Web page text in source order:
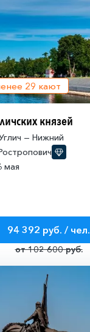
29 кают
князей
— Нижний
мая
94 392 руб. / чел.
от 102 600 руб.